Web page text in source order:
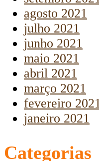
agosto 2021
julho 2021
junho 2021
maio 2021
abril 2021
março 2021
fevereiro 2021
janeiro 2021
Categorias